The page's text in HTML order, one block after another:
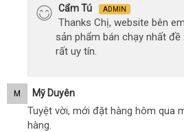
Cẩm Tú ADMIN
Thanks Chị, website bên
sản phẩm bán chạy nhất
rất uy tín.
M Mỹ Duyên
Tuyệt vời, mới đặt hàng hôm qua
hàng.